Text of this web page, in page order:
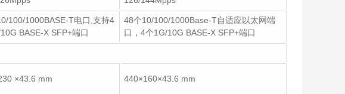
100/1000BASE-T电口,支持4
BASE-X SFP+端口
48个10/100/1000Base-T自适应以太网端
口，4个1G/10G BASE-X SFP+端口
×43.6 mm 440×160×43.6 mm